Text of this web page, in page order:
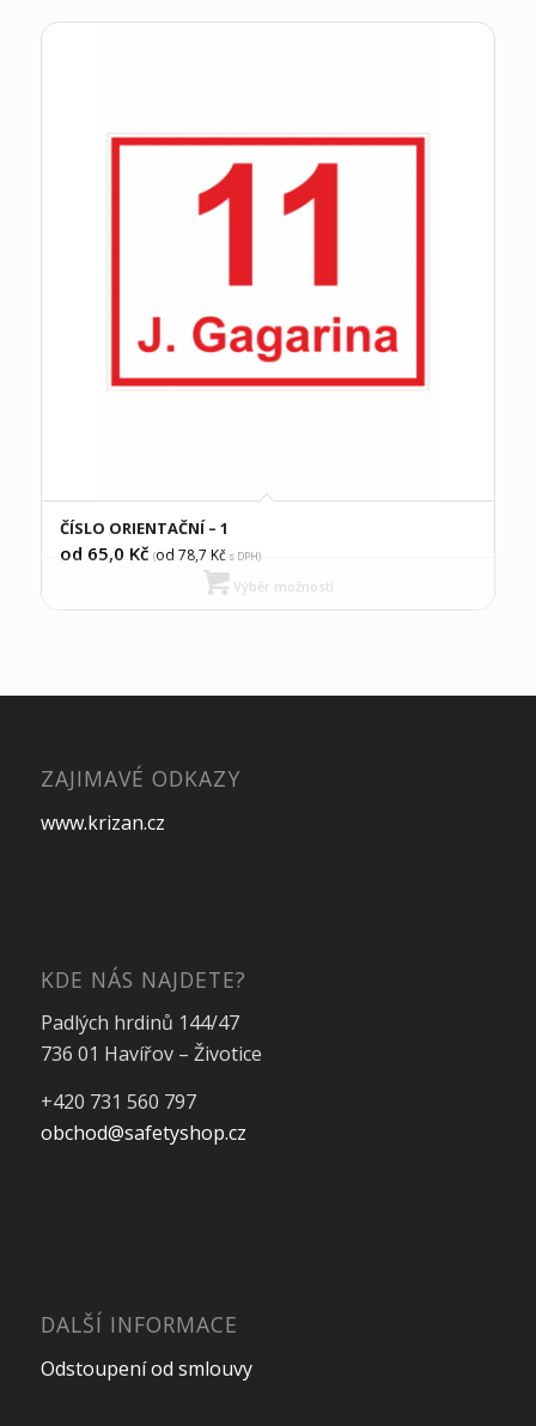
ČÍSLO ORIENTAČNÍ – 1
od 65,0 Kč (od 78,7 Kčs DPH)
Výběr možností
ZAJIMAVÉ ODKAZY
www.krizan.cz
KDE NÁS NAJDETE?
Padlých hrdinů 144/47
736 01 Havířov – Životice
+420 731 560 797
obchod@safetyshop.cz
DALŠÍ INFORMACE
Odstoupení od smlouvy